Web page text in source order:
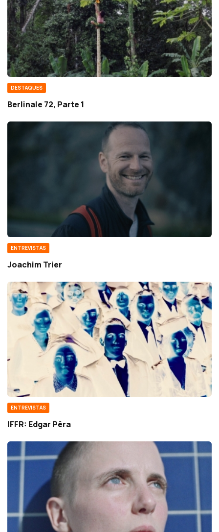
DESTAQUES
Berlinale 72, Parte 1
ENTREVISTAS
Joachim Trier
ENTREVISTAS
IFFR: Edgar Pêra